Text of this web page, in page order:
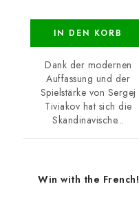
IN DEN KORB
Dank der modernen
Auffassung und der
Spielstärke von Sergej
Tiviakov hat sich die
Skandinavische...
Win with the French!